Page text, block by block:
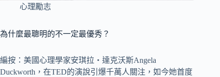
心理勵志
為什麼最聰明的不一定最優秀？
編按：美國心理學家安琪拉‧達克沃斯Angela
Duckworth，在TED的演說引爆千萬人關注，如今她首度